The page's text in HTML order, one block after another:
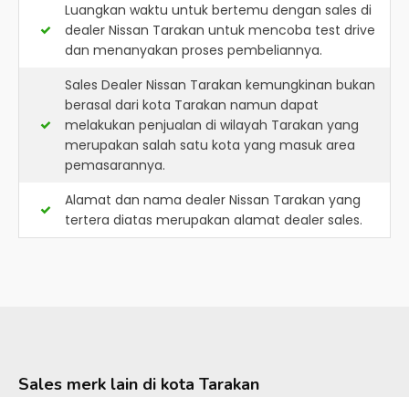
Luangkan waktu untuk bertemu dengan sales di
dealer Nissan Tarakan untuk mencoba test drive
dan menanyakan proses pembeliannya.
Sales Dealer Nissan Tarakan kemungkinan bukan
berasal dari kota Tarakan namun dapat
melakukan penjualan di wilayah Tarakan yang
merupakan salah satu kota yang masuk area
pemasarannya.
Alamat dan nama dealer Nissan Tarakan yang
tertera diatas merupakan alamat dealer sales.
Sales merk lain di kota Tarakan